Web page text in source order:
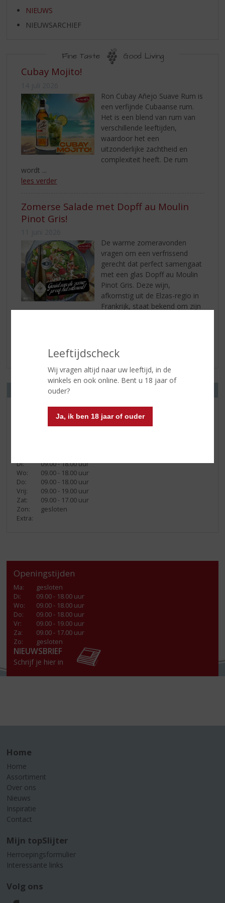
Leeftijdscheck
Wij vragen altijd naar uw leeftijd, in de
winkels en ook online. Bent u 18 jaar of
ouder?
Ja, ik ben 18 jaar of ouder
NIEUWS
NIEUWSARCHIEF
Fine Taste Good Living
NIEUWS
Cubay Mojito!
Ron Cubay Añejo Suave Rum is
een verfijnde Cubaanse rum.
Het is een blend van rum van
verschillende leeftijden,
waardoor het een
uitzonderlijke zachtheid en
complexiteit heeft. De rum
wordt ...
lees verder
Zomerse Salade met Dopff au Moulin
Pinot Gris!
De warme zomeravonden
vragen om een verfrissend
gerecht dat perfect samengaat
met een glas Dopff au Moulin
Pinot Gris. Deze wijn,
afkomstig uit de Elzas-regio in
Frankrijk, staat bekend om zijn
OPENINGSTIJDEN
Raadhuisstraat 10
Di:
09.00 - 18.00 uur
Wo:
09.00 - 18.00 uur
Do:
09.00 - 18.00 uur
Vrij:
09.00 - 19.00 uur
Zat:
09.00 - 17.00 uur
Zon:
gesloten
Extra:
Openingstijden
Ma:
gesloten
Di:
09.00 - 18.00 uur
Wo:
09.00 - 18.00 uur
Do:
09.00 - 18.00 uur
Vr:
09.00 - 19.00 uur
Za:
09.00 - 17.00 uur
Zo:
gesloten
NIEUWSBRIEF
Schrijf je hier in
Home
Home
Assortiment
Over ons
Nieuws
Inspiratie
Contact
Mijn topSlijter
Herroepingsformulier
Interessante links
Volg ons